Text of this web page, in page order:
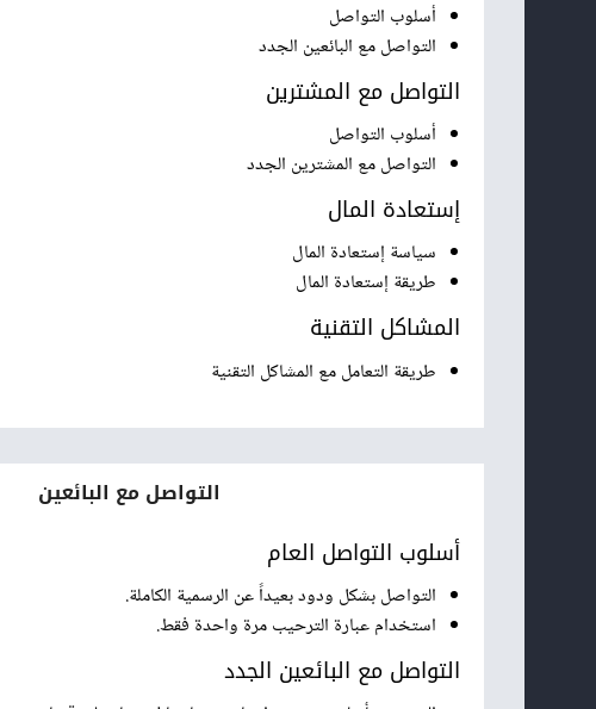
أسلوب التواصل
التواصل مع البائعين الجدد
التواصل مع المشترين
أسلوب التواصل
التواصل مع المشترين الجدد
إستعادة المال
سياسة إستعادة المال
طريقة إستعادة المال
المشاكل التقنية
طريقة التعامل مع المشاكل التقنية
التواصل مع البائعين
أسلوب التواصل العام
التواصل بشكل ودود بعيداً عن الرسمية الكاملة.
استخدام عبارة الترحيب مرة واحدة فقط.
التواصل مع البائعين الجدد